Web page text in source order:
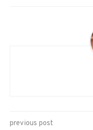
previous post